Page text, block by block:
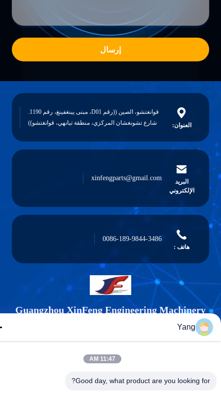
إرسال
العنوان:
قوانغتشو، الصين ((رقم D01، مبنى يينغفينغ، رقم 1190.
شارع تشونغشان المركزي، منطقة تيانهي، قوانغتشو))
الإلكتروني
xinfengparts@gmail.com
0086-189-9844-3486
Guangzhou XinFeng Engineering
Yang
11:47 AM
Good day, what product are you looking